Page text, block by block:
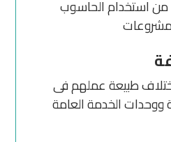
من استخدام الحاسوب
طبيعة عملهم فى
ووحدات الخدمة العامة